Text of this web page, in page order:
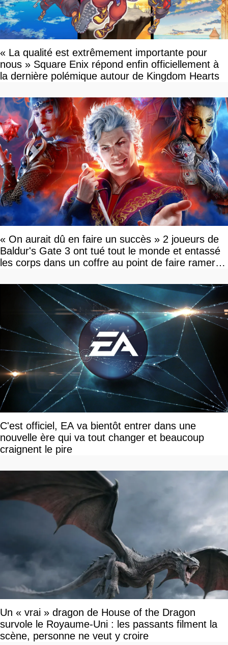
« La qualité est extrêmement importante pour
nous » Square Enix répond enfin officiellement à
la dernière polémique autour de Kingdom Hearts
« On aurait dû en faire un succès » 2 joueurs de
Baldur's Gate 3 ont tué tout le monde et entassé
les corps dans un coffre au point de faire ramer le
C'est officiel, EA va bientôt entrer dans une
nouvelle ère qui va tout changer et beaucoup
craignent le pire
Un « vrai » dragon de House of the Dragon
survole le Royaume-Uni : les passants filment la
scène, personne ne veut y croire